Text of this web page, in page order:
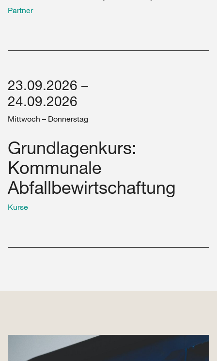
Partner
23.09.2026 –
24.09.2026
Mittwoch – Donnerstag
Grundlagenkurs:
Kommunale
Abfallbewirtschaftung
Kurse